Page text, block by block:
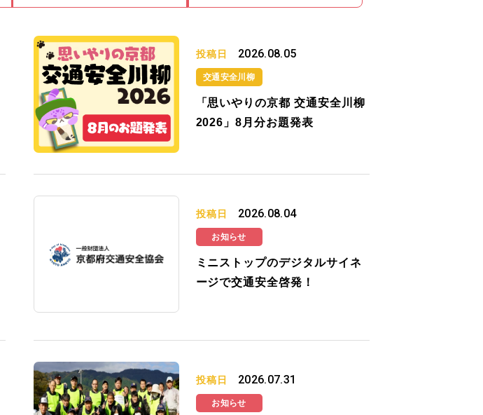
投稿日 2026.08.05
交通安全川柳
「思いやりの京都 交通安全川柳
2026」8月分お題発表
投稿日 2026.08.04
お知らせ
ミニストップのデジタルサイネ
ージで交通安全啓発！
投稿日 2026.07.31
お知らせ